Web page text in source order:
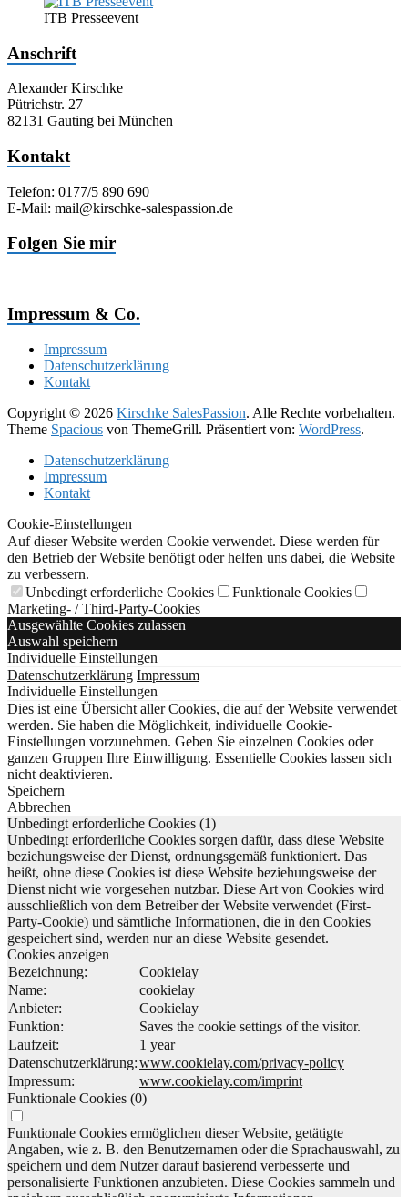
ITB Presseevent
Anschrift
Alexander Kirschke
Pütrichstr. 27
82131 Gauting bei München
Kontakt
Telefon: 0177/5 890 690
E-Mail: mail@kirschke-salespassion.de
Folgen Sie mir
Impressum & Co.
Impressum
Datenschutzerklärung
Kontakt
Copyright © 2026 Kirschke SalesPassion. Alle Rechte vorbehalten.
Theme Spacious von ThemeGrill. Präsentiert von: WordPress.
Datenschutzerklärung
Impressum
Kontakt
Cookie-Einstellungen
Auf dieser Website werden Cookie verwendet. Diese werden für
den Betrieb der Website benötigt oder helfen uns dabei, die Website
zu verbessern.
Unbedingt erforderliche Cookies
Funktionale Cookies
Marketing- / Third-Party-Cookies
Ausgewählte Cookies zulassen
Auswahl speichern
Individuelle Einstellungen
Datenschutzerklärung Impressum
Individuelle Einstellungen
Dies ist eine Übersicht aller Cookies, die auf der Website verwendet
werden. Sie haben die Möglichkeit, individuelle Cookie-
Einstellungen vorzunehmen. Geben Sie einzelnen Cookies oder
ganzen Gruppen Ihre Einwilligung. Essentielle Cookies lassen sich
nicht deaktivieren.
Speichern
Abbrechen
Unbedingt erforderliche Cookies (1)
Unbedingt erforderliche Cookies sorgen dafür, dass diese Website
beziehungsweise der Dienst, ordnungsgemäß funktioniert. Das
heißt, ohne diese Cookies ist diese Website beziehungsweise der
Dienst nicht wie vorgesehen nutzbar. Diese Art von Cookies wird
ausschließlich von dem Betreiber der Website verwendet (First-
Party-Cookie) und sämtliche Informationen, die in den Cookies
gespeichert sind, werden nur an diese Website gesendet.
Cookies anzeigen
Bezeichnung:
Cookielay
Name:
cookielay
Anbieter:
Cookielay
Funktion:
Saves the cookie settings of the visitor.
Laufzeit:
1 year
Datenschutzerklärung:www.cookielay.com/privacy-policy
Impressum:
www.cookielay.com/imprint
Funktionale Cookies (0)
Funktionale Cookies ermöglichen dieser Website, getätigte
Angaben, wie z. B. den Benutzernamen oder die Sprachauswahl, zu
speichern und dem Nutzer darauf basierend verbesserte und
personalisierte Funktionen anzubieten. Diese Cookies sammeln und